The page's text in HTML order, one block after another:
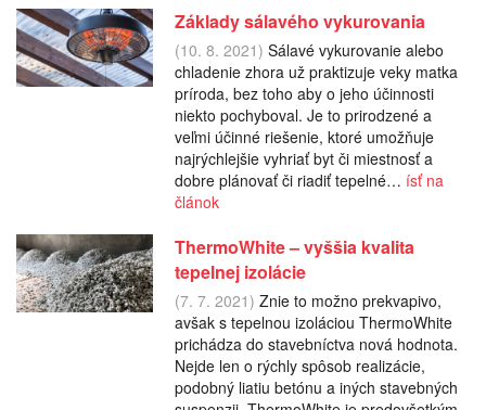
Základy sálavého vykurovania
(10. 8. 2021) Sálavé vykurovanie alebo
chladenie zhora už praktizuje veky matka
príroda, bez toho aby o jeho účinnosti
niekto pochyboval. Je to prirodzené a
veľmi účinné riešenie, ktoré umožňuje
najrýchlejšie vyhriať byt či miestnosť a
dobre plánovať či riadiť tepelné… ísť na
článok
ThermoWhite – vyššia kvalita
tepelnej izolácie
(7. 7. 2021) Znie to možno prekvapivo,
avšak s tepelnou izoláciou ThermoWhite
prichádza do stavebníctva nová hodnota.
Nejde len o rýchly spôsob realizácie,
podobný liatiu betónu a iných stavebných